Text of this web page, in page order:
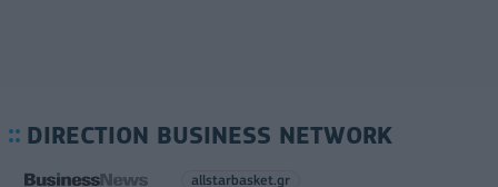
DIRECTION BUSINESS NETWORK
allstarbasket.gr